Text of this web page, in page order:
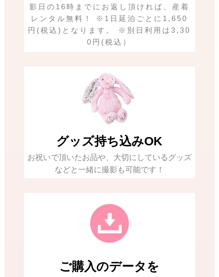
影日の16時までにお返し頂ければ、産着
レンタル無料！ ※1日延泊ごとに1,650
円(税込)となります。 ※別日利用は3,30
0円(税込）
グッズ持ち込みOK
お祝いで頂いたお品や、大切にしているグッズ
などと一緒に撮影も可能です！
ご購入のデータを